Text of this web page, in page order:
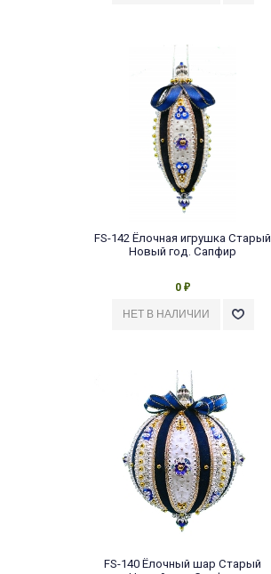
FS-142 Ёлочная игрушка Старый
Новый год. Сапфир
0 ₽
FS-140 Ёлочный шар Старый